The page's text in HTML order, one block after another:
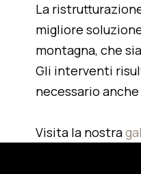
La
migliore
montagna, che
Gli interventi
necessario
Visita la nostra